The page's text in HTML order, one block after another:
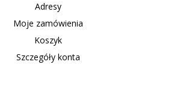
Adresy
Moje zamówienia
Koszyk
Szczegóły konta